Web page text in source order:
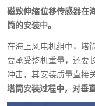
磁致伸缩位移传感器在
筒的安装中。
在海上风电机组中，塔
要承受整机重量，还要
冲击，其安装质量直接
塔筒安装过程中，对垂